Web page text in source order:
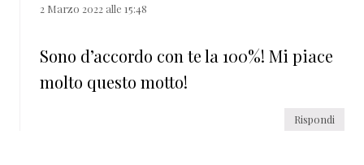
2 Marzo 2022 alle 15:48
Sono d’accordo con te la 100%! Mi piace
molto questo motto!
Rispondi